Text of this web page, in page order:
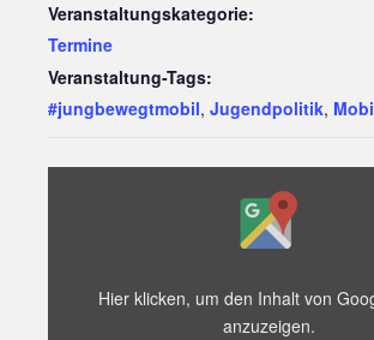
Veranstaltungskategorie:
Termine
Veranstaltung-Tags:
#jungbewegtmobil, Jugendpolitik,
Adresse
Hier klicken, um den Inhalt von
anzuzeigen.